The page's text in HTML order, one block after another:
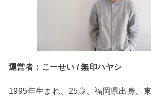
運営者：こーせい / 無印ハヤシ
1995年生まれ、25歳、福岡県出身、東